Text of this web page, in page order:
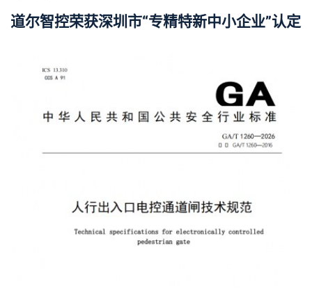
道尔智控荣获深圳市“专精特新中小企业”认定